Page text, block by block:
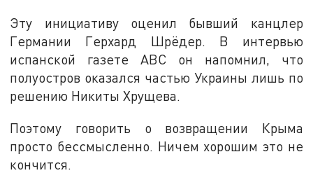
Эту инициативу оценил бывший канцлер
Германии Герхард Шрёдер. В интервью
испанской газете ABC он напомнил, что
полуостров оказался частью Украины лишь по
решению Никиты Хрущева.
Поэтому говорить о возвращении Крыма
просто бессмысленно. Ничем хорошим это не
кончится.